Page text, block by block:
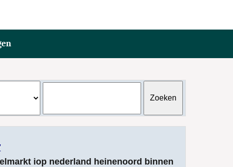
iop nederland heinenoord binnen